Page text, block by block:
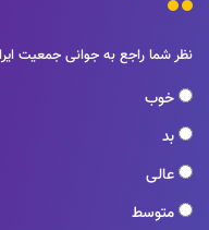
نظر شما راجع به جوانی جمعیت
خوب
بد
عالی
متوسط